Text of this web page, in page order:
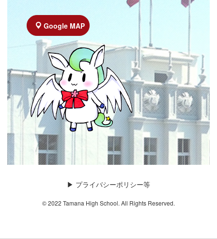
Google MAP
▶︎ プライバシーポリシー等
© 2022 Tamana High School. All Rights Reserved.